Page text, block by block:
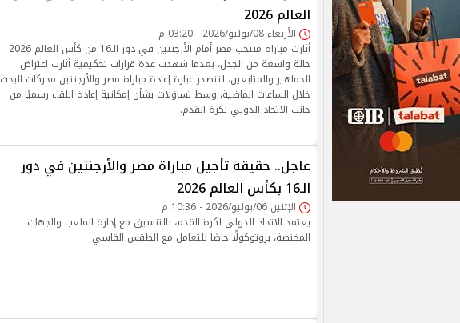
العالم 2026
الأربعاء 08/يوليو/2026 - 03:20 م
أثارت مباراة منتخب مصر أمام الأرجنتين في دور الـ16 من كأس العالم 2026
حالة واسعة من الجدل، بعدما شهدت عدة قرارات تحكيمية أثارت اعتراض
الجماهير والمتابعين، لتتصدر عبارة إعادة مباراة مصر والأرجنتين محركات البحث
خلال الساعات الماضية، وسط تساؤلات بشأن إمكانية إعادة اللقاء رسميًا من
جانب الاتحاد الدولي لكرة القدم.
عاجل.. حقيقة تأجيل مباراة مصر والأرجنتين في دور
الـ16 بكأس العالم 2026
الإثنين 06/يوليو/2026 - 10:36 م
يعتمد الاتحاد الدولي لكرة القدم، بالتنسيق مع إدارة الملعب والجهات
المختصة، بروتوكولًا خاصًا للتعامل مع الطقس القاسي